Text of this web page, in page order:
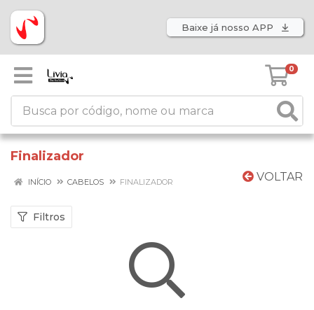
Baixe já nosso APP
0
Finalizador
VOLTAR
INÍCIO CABELOS FINALIZADOR
Filtros